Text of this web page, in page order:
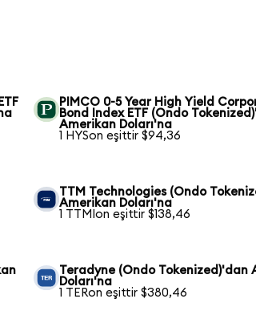
PIMCO 0-5 Year High Yield
Bond Index ETF (Ondo
Amerikan Doları'na
1 HYSon eşittir $94,36
TTM Technologies (Ondo
Amerikan Doları'na
1 TTMIon eşittir $138,46
Teradyne (Ondo Tokenized)'dan
Doları'na
1 TERon eşittir $380,46